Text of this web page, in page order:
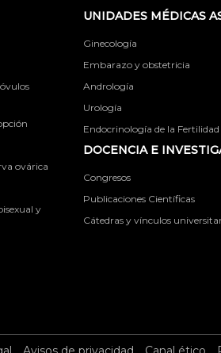
ovárica
y
UNIDADES MÉDICAS
Ginecología
Embarazo y obstetricia
Andrología
Urología
Endocrinología de la Fertilidad
DOCENCIA E
Congresos
Publicaciones Científicas
Cátedras y vínculos